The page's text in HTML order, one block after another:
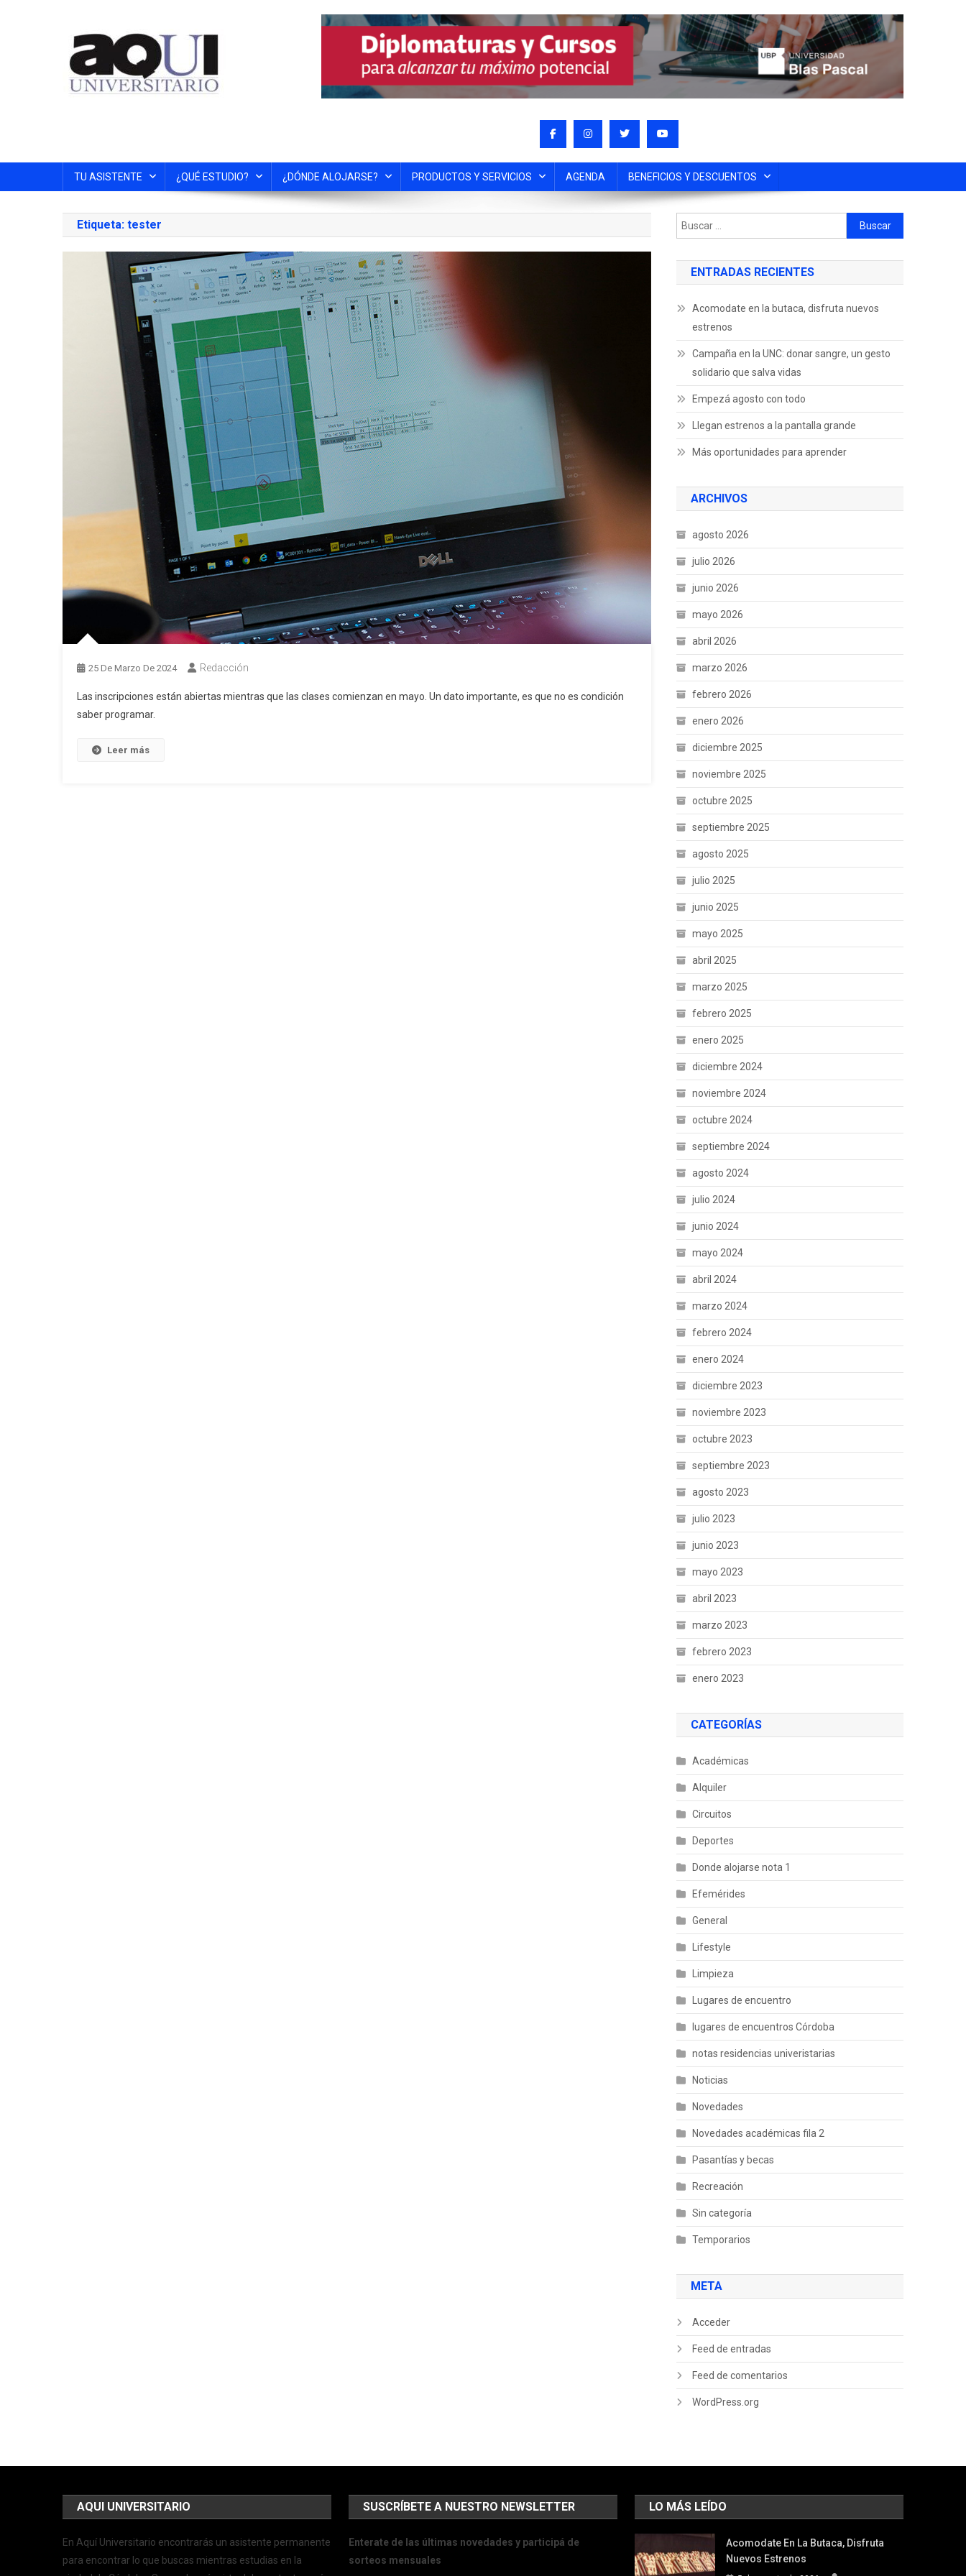
TU ASISTENTE ¿QUÉ ESTUDIO? ¿DÓNDE ALOJARSE? PRODUCTOS Y SERVICIOS AGENDA BENEFICIOS Y DESCUENTOS
Etiqueta: tester
25 De Marzo De 2024 Redacción
Las inscripciones están abiertas mientras que las clases comienzan en mayo. Un dato importante, es que no es condición
saber programar.
Leer más
ENTRADAS RECIENTES
Acomodate en la butaca, disfruta nuevos
estrenos
Campaña en la UNC: donar sangre, un gesto
solidario que salva vidas
Empezá agosto con todo
Llegan estrenos a la pantalla grande
Más oportunidades para aprender
ARCHIVOS
agosto 2026
julio 2026
junio 2026
mayo 2026
abril 2026
marzo 2026
febrero 2026
enero 2026
diciembre 2025
noviembre 2025
octubre 2025
septiembre 2025
agosto 2025
julio 2025
junio 2025
mayo 2025
abril 2025
marzo 2025
febrero 2025
enero 2025
diciembre 2024
noviembre 2024
octubre 2024
septiembre 2024
agosto 2024
julio 2024
junio 2024
mayo 2024
abril 2024
marzo 2024
febrero 2024
enero 2024
diciembre 2023
noviembre 2023
octubre 2023
septiembre 2023
agosto 2023
julio 2023
junio 2023
mayo 2023
abril 2023
marzo 2023
febrero 2023
enero 2023
CATEGORÍAS
Académicas
Alquiler
Circuitos
Deportes
Donde alojarse nota 1
Efemérides
General
Lifestyle
Limpieza
Lugares de encuentro
lugares de encuentros Córdoba
notas residencias univeristarias
Noticias
Novedades
Novedades académicas fila 2
Pasantías y becas
Recreación
Sin categoría
Temporarios
META
Acceder
Feed de entradas
Feed de comentarios
WordPress.org
AQUI UNIVERSITARIO
En Aquí Universitario encontrarás un asistente permanente
para encontrar lo que buscas mientras estudias en la
SUSCRÍBETE A NUESTRO NEWSLETTER
Enterate de las últimas novedades y participá de
sorteos mensuales
LO MÁS LEÍDO
Acomodate En La Butaca, Disfruta
Nuevos Estrenos